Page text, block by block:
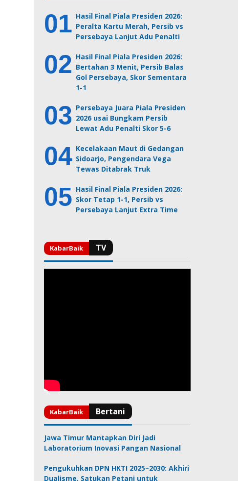
Hasil Final Piala Presiden 2026:
Peralta Kartu Merah, Persib vs
Persebaya Lanjut Adu Penalti
Hasil Final Piala Presiden 2026:
Bertahan 3 Menit, Persib Balas
Gol Persebaya, Skor Sementara
1-1
Persebaya Juara Piala Presiden
2026 usai Bungkam Persib
Lewat Adu Penalti Skor 5-6
Kecelakaan Maut di Gedangan
Sidoarjo, Pengendara Vega
Tewas Ditabrak Truk
Hasil Final Piala Presiden 2026:
Skor Tetap 1-1, Persib vs
Persebaya Lanjut Extra Time
Jawa Timur Mantapkan Diri Jadi
Laboratorium Inovasi Pangan Nasional
Pengukuhkan DPN HKTI 2025–2030: Akhiri
Dualisme, Satukan Petani untuk